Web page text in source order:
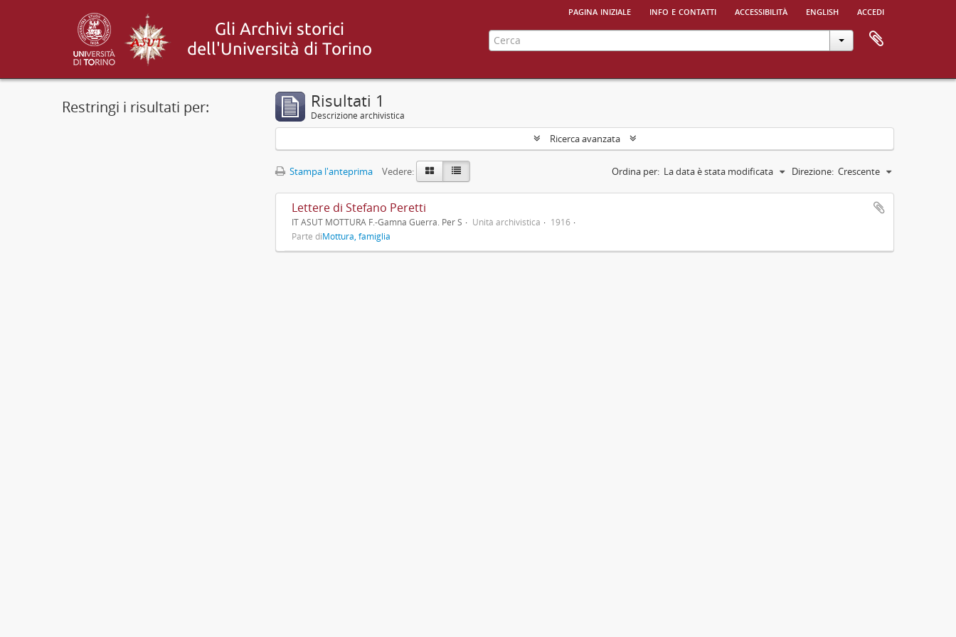
pagina iniziale info e contatti accessibilità english accedi
Restringi i risultati per: Risultati 1
Descrizione archivistica
Ricerca avanzata
Stampa l'anteprima Vedere: Ordina per: La data è stata modificata Direzione: Crescente
Lettere di Stefano Peretti
IT ASUT MOTTURA F.-Gamna Guerra. Per S Unità archivistica
1916
Parte diMottura, famiglia